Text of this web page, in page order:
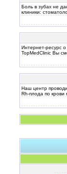
Боль в зубах не
клиники:
Интернет-ресурс
TopMedClinic Вы
Наш центр
Rh-плода по крови